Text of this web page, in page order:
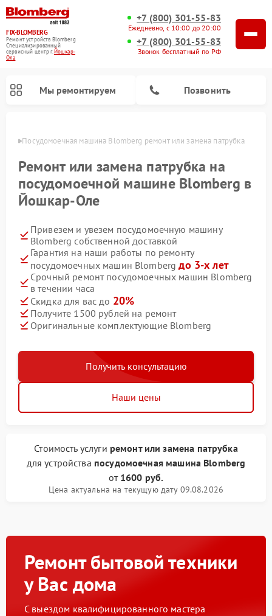
FIX-BLOMBERG
Ремонт устройств Blomberg
Специализированный
cервисный центр г.Йошкар-
Ола
+7 (800) 301-55-83
Ежедневно, с 10:00 до 20:00
+7 (800) 301-55-83
Звонок бесплатный по РФ
Мы ремонтируем Позвонить
Оле Посудомоечная машина Blomberg ремонт или замена патрубка
Ремонт или замена патрубка на
посудомоечной машине Blomberg в
Йошкар-Оле
Привезем и увезем посудомоечную машину
Blomberg собственной доставкой
Гарантия на наши работы по ремонту
посудомоечных машин Blombergдо 3-х лет
Срочный ремонт посудомоечных машин Blomberg
в течении часа
Скидка для вас до 20%
Получите 1500 рублей на ремонт
Оригинальные комплектующие Blomberg
Получить консультацию
Наши цены
Стоимость услуги ремонт или замена патрубка
для устройства посудомоечная машина Blomberg
от 1600 руб.
Цена актуальна на текущую дату 09.08.2026
Ремонт бытовой техники
у Вас дома
С выездом квалифицированного мастера